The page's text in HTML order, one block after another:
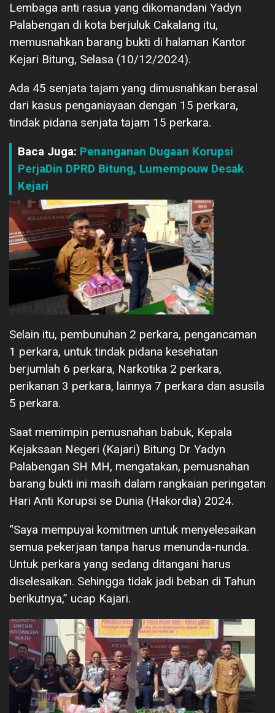
Lembaga anti rasua yang dikomandani Yadyn
Palabengan di kota berjuluk Cakalang itu,
memusnahkan barang bukti di halaman Kantor
Kejari Bitung, Selasa (10/12/2024).
Ada 45 senjata tajam yang dimusnahkan berasal
dari kasus penganiayaan dengan 15 perkara,
tindak pidana senjata tajam 15 perkara.
Baca Juga: Penanganan Dugaan Korupsi
PerjaDin DPRD Bitung, Lumempouw Desak
Kejari
Selain itu, pembunuhan 2 perkara, pengancaman
1 perkara, untuk tindak pidana kesehatan
berjumlah 6 perkara, Narkotika 2 perkara,
perikanan 3 perkara, lainnya 7 perkara dan asusila
5 perkara.
Saat memimpin pemusnahan babuk, Kepala
Kejaksaan Negeri (Kajari) Bitung Dr Yadyn
Palabengan SH MH, mengatakan, pemusnahan
barang bukti ini masih dalam rangkaian peringatan
Hari Anti Korupsi se Dunia (Hakordia) 2024.
“Saya mempuyai komitmen untuk menyelesaikan
semua pekerjaan tanpa harus menunda-nunda.
Untuk perkara yang sedang ditangani harus
diselesaikan. Sehingga tidak jadi beban di Tahun
berikutnya,” ucap Kajari.